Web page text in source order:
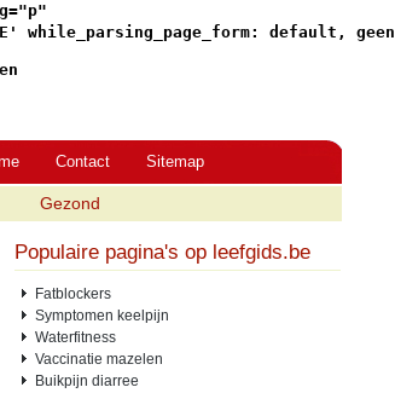
while_parsing_page_form: default, geen
Contact Sitemap
Gezond
Populaire pagina's op leefgids.be
Fatblockers
Symptomen keelpijn
Waterfitness
Vaccinatie mazelen
Buikpijn diarree